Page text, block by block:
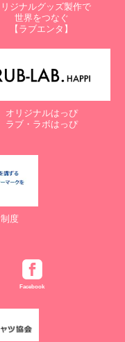
ジナルグッズ製作で
世界をつなぐ
【ラブエンタ】
オリジナルはっぴ
ラブ・ラボはっぴ
度
Facebook